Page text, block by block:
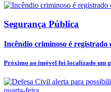
Segurança Pública
Incêndio criminoso é registrado
Próximo ao imóvel foi localizado um